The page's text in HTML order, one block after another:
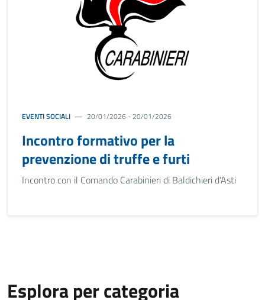
EVENTI SOCIALI 20/01/2026 - 20/01/2026
Incontro formativo per la
prevenzione di truffe e furti
Incontro con il Comando Carabinieri di Baldichieri d'Asti
Esplora per categoria